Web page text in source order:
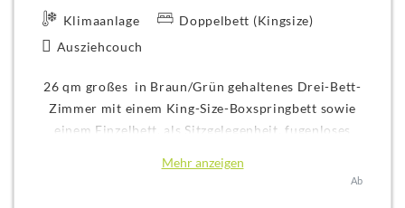
Klimaanlage
Doppelbett (Kingsize)
Ausziehcouch
26 qm großes in Braun/Grün gehaltenes Drei-Bett-
Zimmer mit einem King-Size-Boxspringbett sowie
einem Einzelbett, als Sitzgelegenheit, fugenloses
Teestation, großem Schreibtisch, Balkon mit Blick
Mehr anzeigen
Ab